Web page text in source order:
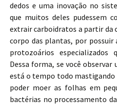
dedos e uma inovação no
que muitos deles pudessem
extrair carboidratos a partir da
corpo das plantas, por possuir
protozoários especializados
Dessa forma, se você observar
está o tempo todo mastigando
poder moer as folhas em
bactérias no processamento